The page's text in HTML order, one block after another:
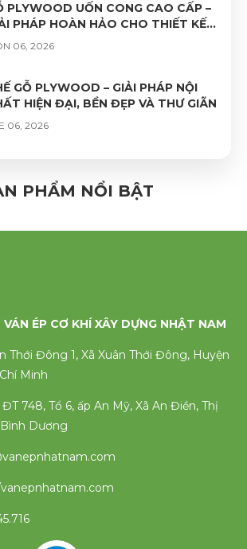
PLYWOOD UỐN CONG CAO CẤP –
PHÁP HOÀN HẢO CHO THIẾT KẾ
THẤT HIỆN ĐẠI
06, 2026
GỖ PLYWOOD – GIẢI PHÁP NỘI
HIỆN ĐẠI, BỀN ĐẸP VÀ THƯ GIÃN
06, 2026
CẤP – VẺ ĐẸP TỰ NHIÊN, ĐỘ BỀN
TRỘI
PHẨM NỔI BẬT
ÉP CƠ KHÍ XÂY DỰNG NHẬT NAM
Thới Đông 1, Xã Xuân Thới Đông, Huyện
Minh
748, Tổ 6, ấp An Mỹ, Xã An Điền, Thị
Dương